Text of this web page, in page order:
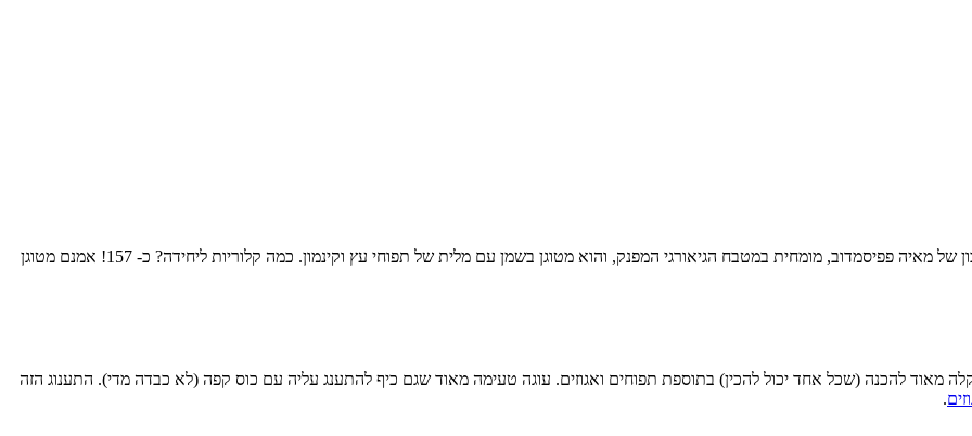
למתכון הבא קוראים "ושליאני" בגיאורגית, והוא באמת מעדן אמיתי. המתכון של מאיה פפיסמדוב, מומחית במטבח הגיאורגי המפנק, והוא מטוגן בשמן עם מלית של תפוחי עץ וקינמון. כמה קלוריות ליחידה? כ- 157! אמנם מטוגן
מאוד להכנה (שכל אחד יכול להכין) בתוספת תפוחים ואגוזים. עוגה טעימה מאוד שגם כיף להתענג עליה עם כוס קפה (לא כבדה מדי). התענוג הזה
.